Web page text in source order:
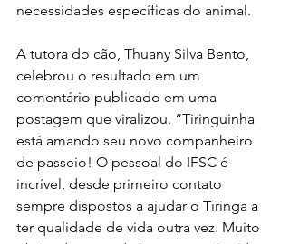
necessidades específicas do animal.
A tutora do cão, Thuany Silva Bento,
celebrou o resultado em um
comentário publicado em uma
postagem que viralizou. “Tiringuinha
está amando seu novo companheiro
de passeio! O pessoal do IFSC é
incrível, desde primeiro contato
sempre dispostos a ajudar o Tiringa a
ter qualidade de vida outra vez. Muito